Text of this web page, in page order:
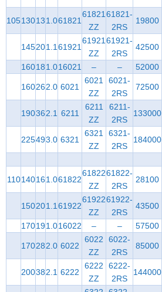
105130131.061821
61821
ZZ
61821-
2RS
19800
145201.161921
61921
ZZ
61921-
2RS
42500
160181.016021 – – 52000
160262.0 6021
6021
ZZ
6021-
2RS
72500
190362.1 6211
6211
ZZ
6211-
2RS
133000
225493.0 6321
6321
ZZ
6321-
2RS
184000
110140161.061822
61822
ZZ
61822-
2RS
28100
150201.161922
61922
ZZ
61922-
2RS
43500
170191.016022 – – 57500
170282.0 6022
6022
ZZ
6022-
2RS
85000
200382.1 6222
6222
ZZ
6222-
2RS
144000